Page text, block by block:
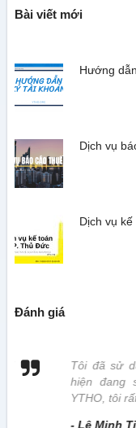
Bài viết mới
Hướng
Dịch vụ
Dịch vụ
Đánh giá
Tôi đã sử
hiện đang
YTHO, tôi
- Lê Minh